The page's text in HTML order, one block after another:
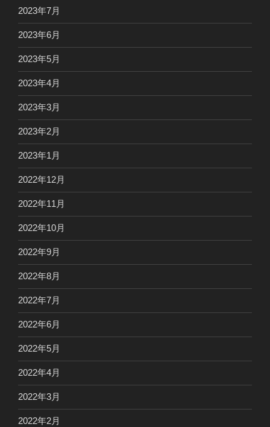
2023年7月
2023年6月
2023年5月
2023年4月
2023年3月
2023年2月
2023年1月
2022年12月
2022年11月
2022年10月
2022年9月
2022年8月
2022年7月
2022年6月
2022年5月
2022年4月
2022年3月
2022年2月